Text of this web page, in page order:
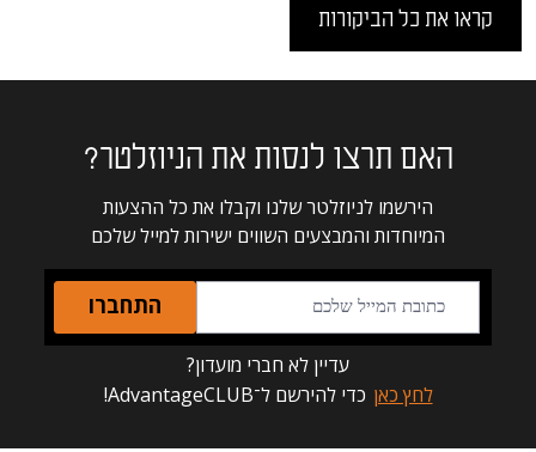
קראו את כל הביקורות
האם תרצו לנסות את הניוזלטר?
הירשמו לניוזלטר שלנו וקבלו את כל ההצעות
המיוחדות והמבצעים השווים ישירות למייל שלכם
התחברו
עדיין לא חברי מועדון?
לחץ כאן כדי להירשם ל־AdvantageCLUB!